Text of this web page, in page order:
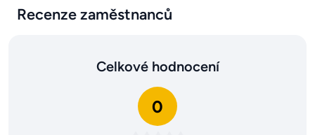
Recenze zaměstnanců
Celkové hodnocení
0